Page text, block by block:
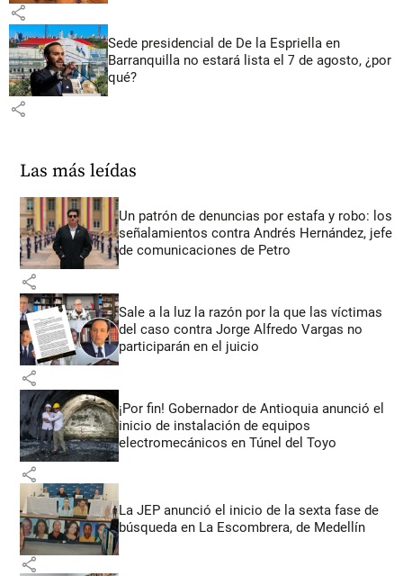
share
Sede presidencial de De la Espriella en
Barranquilla no estará lista el 7 de agosto, ¿por
qué?
share
Las más leídas
Un patrón de denuncias por estafa y robo: los
señalamientos contra Andrés Hernández, jefe
de comunicaciones de Petro
share
Sale a la luz la razón por la que las víctimas
del caso contra Jorge Alfredo Vargas no
participarán en el juicio
share
¡Por fin! Gobernador de Antioquia anunció el
inicio de instalación de equipos
electromecánicos en Túnel del Toyo
share
La JEP anunció el inicio de la sexta fase de
búsqueda en La Escombrera, de Medellín
share